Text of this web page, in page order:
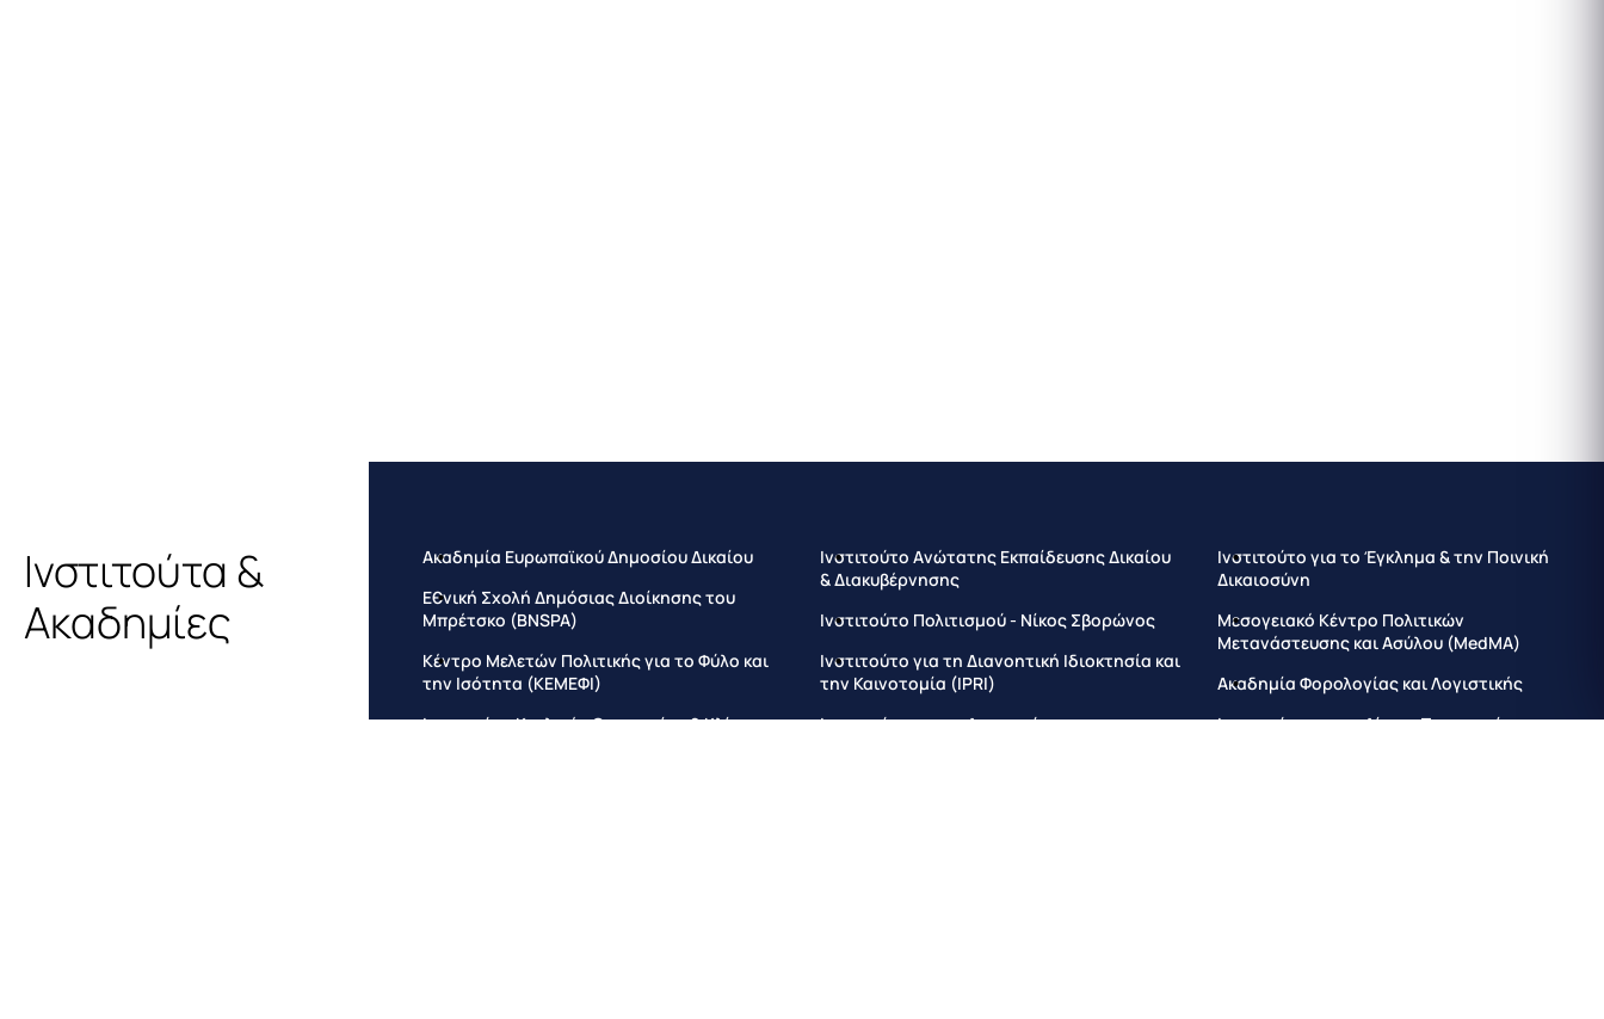
Ινστιτούτα &
Ακαδημίες
Ακαδημία Ευρωπαϊκού Δημοσίου Δικαίου
Εθνική Σχολή Δημόσιας Διοίκησης του
Μπρέτσκο (BNSPA)
Κέντρο Μελετών Πολιτικής για το Φύλο και
την Ισότητα (ΚΕΜΕΦΙ)
Ινστιτούτο Κυκλικής Οικονομίας & Κλίματος
Ινστιτούτο Aνώτατης Εκπαίδευσης Δικαίου
& Διακυβέρνησης
Ινστιτούτο Πολιτισμού - Νίκος Σβορώνος
Ινστιτούτο για τη Διανοητική Ιδιοκτησία και
την Καινοτομία (IPRI)
Ινστιτούτο για τη Δικαιοσύνη και την
Ινστιτούτο για το Έγκλημα & την Ποινική
Δικαιοσύνη
Μεσογειακό Κέντρο Πολιτικών
Μετανάστευσης και Ασύλου (MedMA)
Ακαδημία Φορολογίας και Λογιστικής
Ινστιτούτο για το Δίκαιο Προστασίας της